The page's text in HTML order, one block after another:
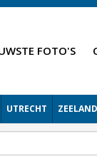
FOTO'S
UTRECHT ZEELAND